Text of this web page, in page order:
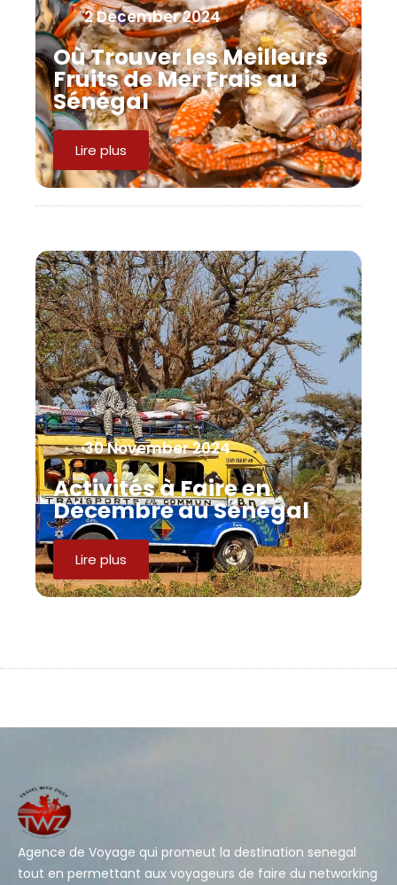
2 December 2024
Où Trouver les Meilleurs
Fruits de Mer Frais au
Sénégal
Lire plus
30 November 2024
Activités à Faire en
Décembre au Sénégal
Lire plus
Agence de Voyage qui promeut la destination senegal
tout en permettant aux voyageurs de faire du networking